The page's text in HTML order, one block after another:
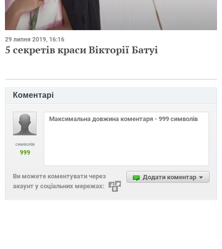
29 липня 2019, 16:16
5 секретів краси Вікторії Батуі
Коментарі
символів
999
Додати коментар
Ви можете коментувати через
акаунт у соціальних мережах: